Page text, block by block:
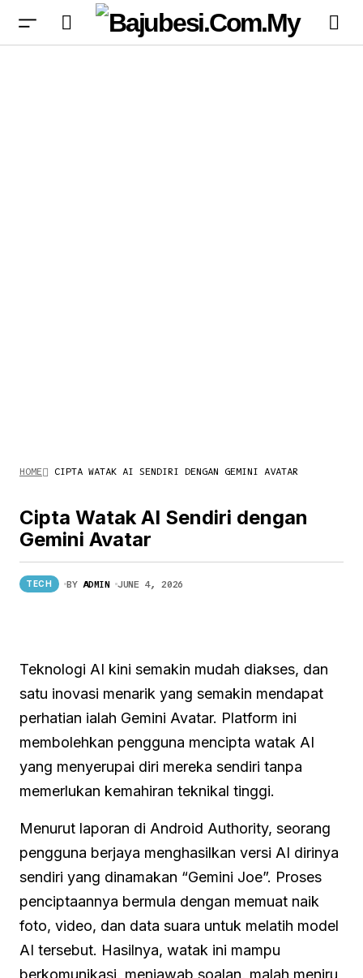
HOME CIPTA WATAK AI SENDIRI DENGAN GEMINI AVATAR
Cipta Watak AI Sendiri dengan
Gemini Avatar
TECH BY ADMIN JUNE 4, 2026
Teknologi AI kini semakin mudah diakses, dan
satu inovasi menarik yang semakin mendapat
perhatian ialah Gemini Avatar. Platform ini
membolehkan pengguna mencipta watak AI
yang menyerupai diri mereka sendiri tanpa
memerlukan kemahiran teknikal tinggi.
Menurut laporan di Android Authority, seorang
pengguna berjaya menghasilkan versi AI dirinya
sendiri yang dinamakan “Gemini Joe”. Proses
penciptaannya bermula dengan memuat naik
foto, video, dan data suara untuk melatih model
AI tersebut. Hasilnya, watak ini mampu
berkomunikasi, menjawab soalan, malah meniru